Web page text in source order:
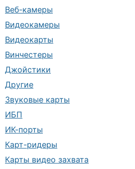
Веб-камеры
Видеокамеры
Видеокарты
Винчестеры
Джойстики
Другие
Звуковые карты
ИБП
ИК-порты
Карт-ридеры
Карты видео захвата